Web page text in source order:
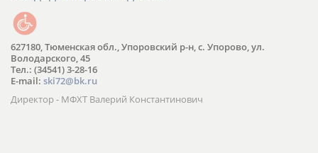
627180, Тюменская обл., Упоровский р-н, с. Упорово, ул.
Володарского, 45
Тел.: (34541) 3-28-16
E-mail: ski72@bk.ru
Директор - МФХТ Валерий Константинович